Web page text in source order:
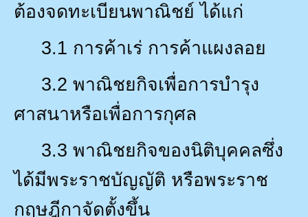
ต้องจดทะเบียนพาณิชย์ ได้แก่
3.1 การค้าเร่ การค้าแผงลอย
3.2 พาณิชยกิจเพื่อการบำรุง
ศาสนาหรือเพื่อการกุศล
3.3 พาณิชยกิจของนิติบุคคลซึ่ง
ได้มีพระราชบัญญัติ หรือพระราช
กฤษฎีกาจัดตั้งขึ้น